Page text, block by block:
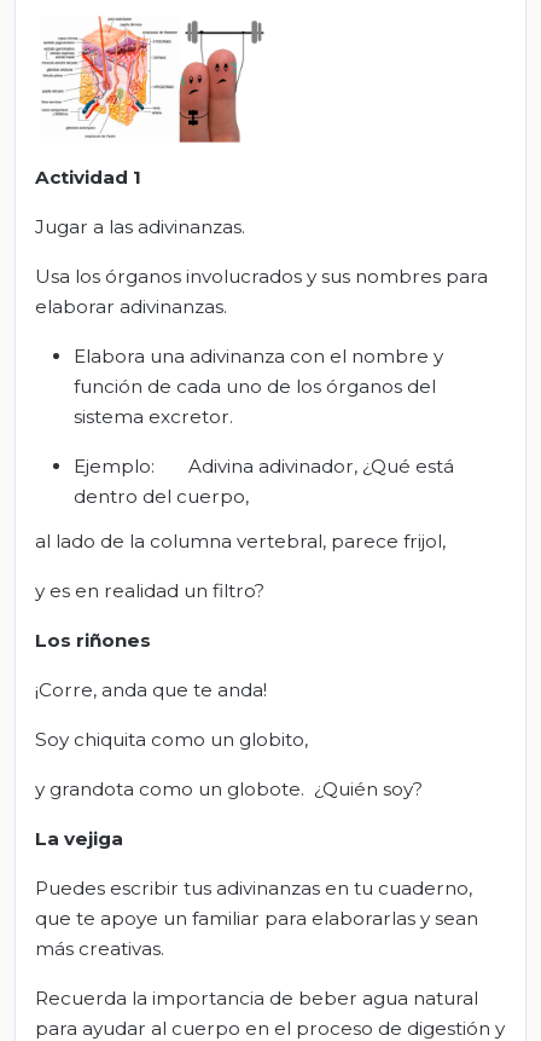
Actividad 1
Jugar a las adivinanzas.
Usa los órganos involucrados y sus nombres para
elaborar adivinanzas.
Elabora una adivinanza con el nombre y
función de cada uno de los órganos del
sistema excretor.
Ejemplo: Adivina adivinador, ¿Qué está
dentro del cuerpo,
al lado de la columna vertebral, parece frijol,
y es en realidad un filtro?
Los riñones
¡Corre, anda que te anda!
Soy chiquita como un globito,
y grandota como un globote. ¿Quién soy?
La vejiga
Puedes escribir tus adivinanzas en tu cuaderno,
que te apoye un familiar para elaborarlas y sean
más creativas.
Recuerda la importancia de beber agua natural
para ayudar al cuerpo en el proceso de digestión y